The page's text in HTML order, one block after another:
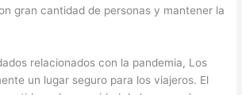
gran cantidad de personas y mantener la
relacionados con la pandemia, Los
un lugar seguro para los viajeros. El